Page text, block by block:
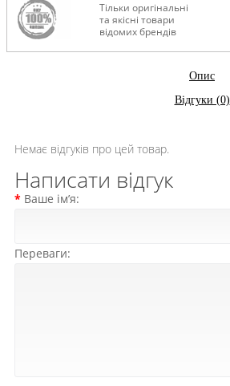
Тільки оригінальні
та якісні товари
відомих брендів
Опис
Відгуки (0)
Немає відгуків про цей товар.
Написати відгук
Ваше ім’я:
Переваги: